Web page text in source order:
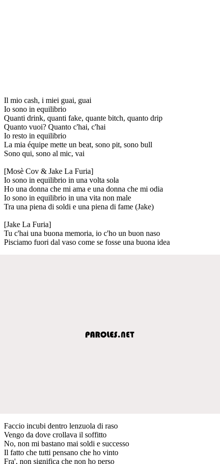
Il mio cash, i miei guai, guai
Io sono in equilibrio
Quanti drink, quanti fake, quante bitch, quanto drip
Quanto vuoi? Quanto c'hai, c'hai
Io resto in equilibrio
La mia équipe mette un beat, sono pit, sono bull
Sono qui, sono al mic, vai
[Mosè Cov & Jake La Furia]
Io sono in equilibrio in una volta sola
Ho una donna che mi ama e una donna che mi odia
Io sono in equilibrio in una vita non male
Tra una piena di soldi e una piena di fame (Jake)
[Jake La Furia]
Tu c'hai una buona memoria, io c'ho un buon naso
Pisciamo fuori dal vaso come se fosse una buona idea
Faccio incubi dentro lenzuola di raso
Vengo da dove crollava il soffitto
No, non mi bastano mai soldi e successo
Il fatto che tutti pensano che ho vinto
Fra', non significa che non ho perso